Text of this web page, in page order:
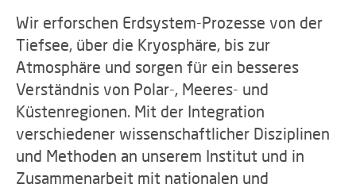
Wir erforschen Erdsystem-Prozesse von der
Tiefsee, über die Kryosphäre, bis zur
Atmosphäre und sorgen für ein besseres
Verständnis von Polar-, Meeres- und
Küstenregionen. Mit der Integration
verschiedener wissenschaftlicher Disziplinen
und Methoden an unserem Institut und in
Zusammenarbeit mit nationalen und